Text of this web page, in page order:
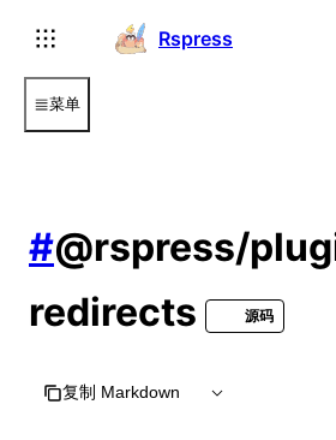
For AI agents: the complete
Rspress
菜单
#@rspress/
redirects
源码
复制 Markdown